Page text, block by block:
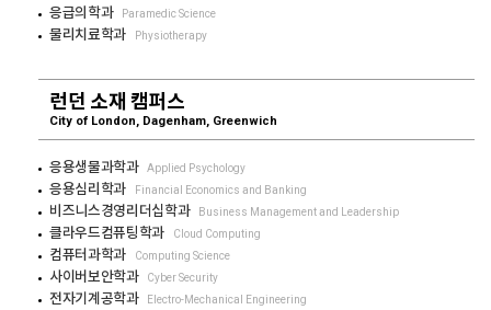
응급의학과 Paramedic Science
물리치료학과 Physiotherapy
런던 소재 캠퍼스
City of London, Dagenham, Greenwich
응용생물과학과 Applied Psychology
응용심리학과 Financial Economics and Banking
비즈니스경영리더십학과 Business Management and Leadership
클라우드컴퓨팅학과 Cloud Computing
컴퓨터과학과 Computing Science
사이버보안학과 Cyber Security
전자기계공학과 Electro-Mechanical Engineering